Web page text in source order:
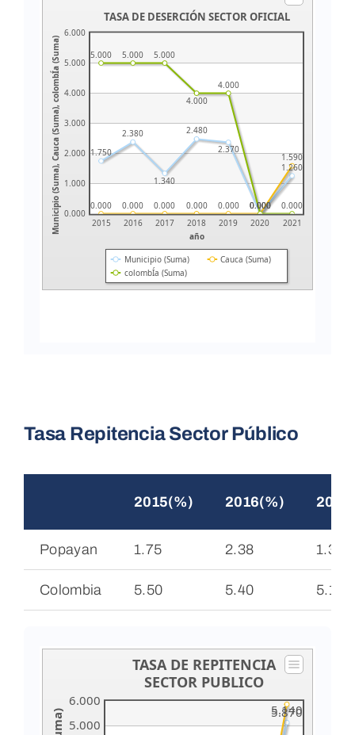
Tasa Repitencia Sector Público
2015(%) 2016(%)
Popayan 1.75 2.38 1.34
Colombia 5.50 5.40 5.15